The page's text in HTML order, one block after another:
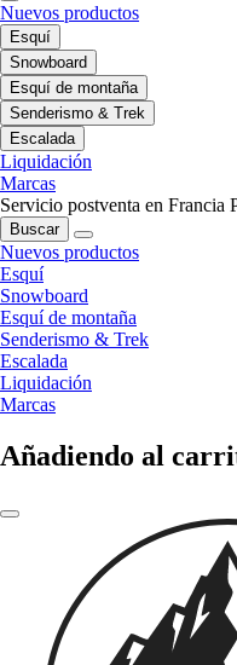
Nuevos productos
Esquí
Snowboard
Esquí de montaña
Senderismo & Trek
Escalada
Liquidación
Marcas
Servicio postventa en Francia
Buscar
Nuevos productos
Esquí
Snowboard
Esquí de montaña
Senderismo & Trek
Escalada
Liquidación
Marcas
Añadiendo al